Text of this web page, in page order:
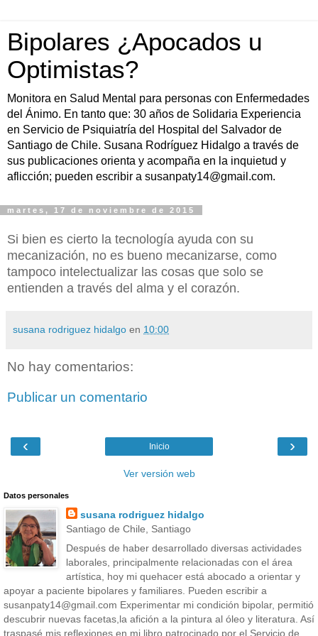
Bipolares ¿Apocados u
Optimistas?
Monitora en Salud Mental para personas con Enfermedades
del Ánimo. En tanto que: 30 años de Solidaria Experiencia
en Servicio de Psiquiatría del Hospital del Salvador de
Santiago de Chile. Susana Rodríguez Hidalgo a través de
sus publicaciones orienta y acompaña en la inquietud y
aflicción; pueden escribir a susanpaty14@gmail.com.
martes, 17 de noviembre de 2015
Si bien es cierto la tecnología ayuda con su
mecanización, no es bueno mecanizarse, como
tampoco intelectualizar las cosas que solo se
entienden a través del alma y el corazón.
susana rodriguez hidalgo en 10:00
No hay comentarios:
Publicar un comentario
‹ ›
Inicio
Ver versión web
Datos personales
susana rodriguez hidalgo
Santiago de Chile, Santiago
Después de haber desarrollado diversas actividades
laborales, principalmente relacionadas con el área
artística, hoy mi quehacer está abocado a orientar y
apoyar a paciente bipolares y familiares. Pueden escribir a
susanpaty14@gmail.com Experimentar mi condición bipolar, permitió
descubrir nuevas facetas,la afición a la pintura al óleo y literatura. Así
traspasé mis reflexiones en mi libro patrocinado por el Servicio de